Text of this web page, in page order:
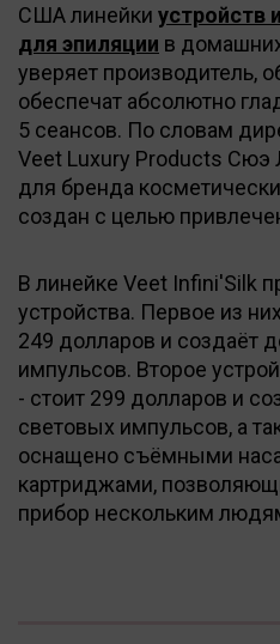
США линейки устройств
для эпиляции в
уверяет производитель,
обеспечат абсолютно
5 сеансов. По словам
Veet Luxury Products Сюэ
для бренда
создан с целью
В линейке Veet Infini'Silk
устройства. Первое из
249 долларов и создаёт
импульсов. Второе
- стоит 299 долларов и
световых импульсов, а
оснащено съёмными
картриджами,
прибор нескольким